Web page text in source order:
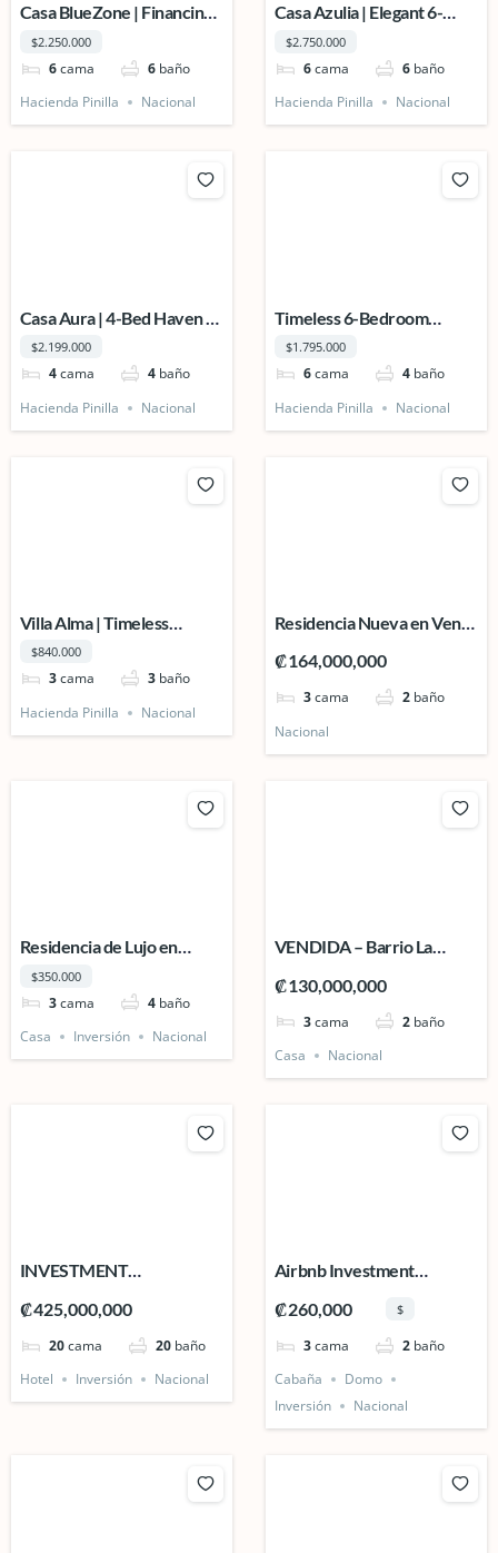
Casa BlueZone | Financing
up to 85% + Property
Management Included
$2.250.000
6cama 6 baño
Hacienda Pinilla
Nacional
Casa Azulia | Elegant 6-
Bedroom
$2.750.000
6cama 6 baño
Hacienda Pinilla
Nacional
Casa Aura | 4-Bed Haven of
Elegance
$2.199.000
4cama 4 baño
Hacienda Pinilla
Nacional
Timeless 6-Bedroom
Spanish Colonial Estate |
Casa Orquídea
$1.795.000
6cama 4 baño
Hacienda Pinilla
Nacional
Villa Alma | Timeless
Luxury Guanacaste
$840.000
3cama 3 baño
Hacienda Pinilla
Nacional
Residencia Nueva en Venta
– Barrio La Tesalia, San
Carlos.
₡164,000,000
3cama 2 baño
Nacional
Residencia de Lujo en
Condominio – La Fortuna,
San Carlos.
$350.000
3cama 4 baño
Casa
Inversión Nacional
VENDIDA – Barrio La
Quesada, San Carlos.
₡130,000,000
3cama 2 baño
Casa
Nacional
INVESTMENT
Hotel in Cedral, Ciudad
Quesada.
₡425,000,000
20cama 20 baño
Hotel
Inversión Nacional
Airbnb Investment
San Carlos, Costa Rica.
₡260,000 $
3cama 2 baño
Cabaña
Domo
Inversión
Nacional